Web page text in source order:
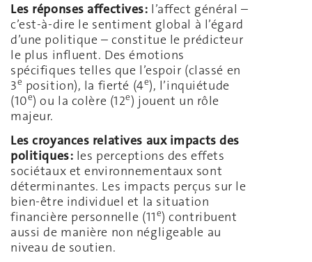
Les réponses affectives: l’affect général –
c’est-à-dire le sentiment global à l’égard
d’une politique – constitue le prédicteur
le plus influent. Des émotions
spécifiques telles que l’espoir (classé en
3e position), la fierté (4e), l’inquiétude
(10e) ou la colère (12e) jouent un rôle
majeur.
Les croyances relatives aux impacts des
politiques: les perceptions des effets
sociétaux et environnementaux sont
déterminantes. Les impacts perçus sur le
bien-être individuel et la situation
financière personnelle (11e) contribuent
aussi de manière non négligeable au
niveau de soutien.